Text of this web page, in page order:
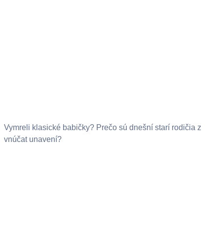
Vymreli klasické babičky? Prečo sú dnešní starí rodičia z
vnúčat unavení?